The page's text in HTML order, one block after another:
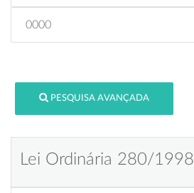
0000
PESQUISA AVANÇADA
Lei Ordinária 280/1998